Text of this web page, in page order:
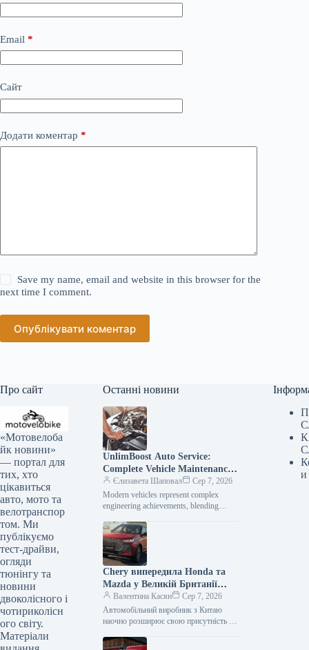
Email *
Сайт
Додати коментар *
Save my name, email and website in this browser for the
next time I comment.
Опублікувати коментар
Про сайт
«Мотовелоба
йк новини»
— портал для
тих, хто
цікавиться
авто, мото та
велотранспор
том. Ми
публікуємо
тест-драйви,
огляди
тюнінгу та
новини
двоколісного і
чотириколісн
ого світу.
Матеріали
Останні новини
UnlimBoost Auto Service:
Complete Vehicle Maintenance
& ECU Tuning
Єлизавета Шаповал
Сер 7, 2026
Modern vehicles represent complex
engineering achievements, blending
with intricate electronic management
systems. When searching for specialized
car…
Chery випередила Honda та
Mazda у Великій Британії
лише за рік після своєї появи
на ринку.
Валентина Касян
Сер 7, 2026
Автомобільний виробник з Китаю
наочно розширює свою присутність на
відсоткову частку менш ніж за 12
и